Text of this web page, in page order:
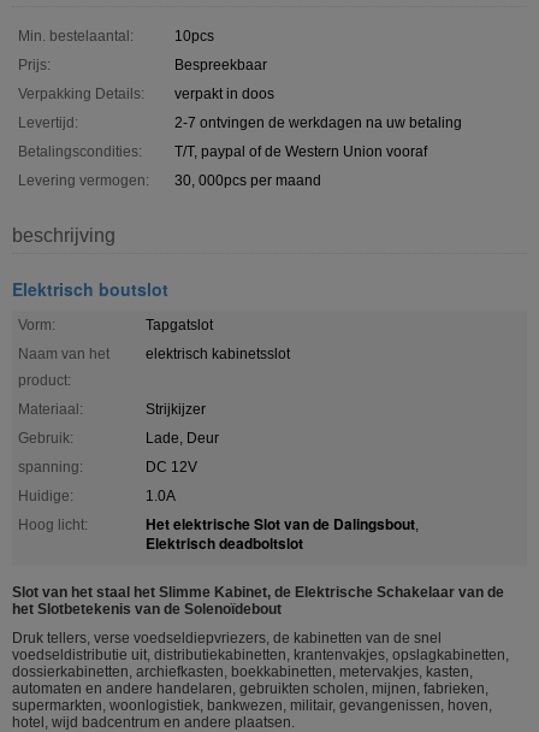
Min. bestelaantal:
10pcs
Prijs:
Bespreekbaar
Verpakking Details:
verpakt in doos
Levertijd:
2-7 ontvingen de werkdagen na uw betaling
Betalingscondities:
T/T, paypal of de Western Union vooraf
Levering vermogen:
30, 000pcs per maand
beschrijving
Elektrisch boutslot
Vorm:
Tapgatslot
Naam van het
product:
elektrisch kabinetsslot
Materiaal:
Strijkijzer
Gebruik:
Lade, Deur
spanning:
DC 12V
Huidige:
1.0A
Hoog licht:
Het elektrische Slot van de Dalingsbout,
Elektrisch deadboltslot
Slot van het staal het Slimme Kabinet, de Elektrische Schakelaar van de
het Slotbetekenis van de Solenoïdebout
Druk tellers, verse voedseldiepvriezers, de kabinetten van de snel
voedseldistributie uit, distributiekabinetten, krantenvakjes, opslagkabinetten,
dossierkabinetten, archiefkasten, boekkabinetten, metervakjes, kasten,
automaten en andere handelaren, gebruikten scholen, mijnen, fabrieken,
supermarkten, woonlogistiek, bankwezen, militair, gevangenissen, hoven,
hotel, wijd badcentrum en andere plaatsen.